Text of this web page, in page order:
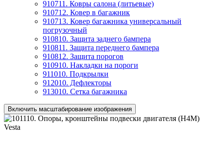
910711. Ковры салона (литьевые)
910712. Ковер в багажник
910713. Ковер багажника универсальный
погрузочный
910810. Защита заднего бампера
910811. Защита переднего бампера
910812. Защита порогов
910910. Накладки на пороги
911010. Подкрылки
912010. Дефлекторы
913010. Сетка багажника
Включить масштабирование изображения